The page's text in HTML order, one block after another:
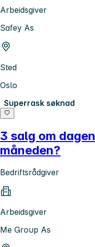
Arbeidsgiver
Safey As
Sted
Oslo
Superrask søknad
3 salg om
måneden?
Bedriftsrådgiver
Arbeidsgiver
Me Group As